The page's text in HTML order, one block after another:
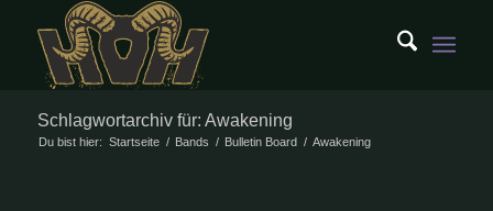
Schlagwortarchiv für: Awakening
Du bist hier: Startseite / Bands / Bulletin Board / Awakening